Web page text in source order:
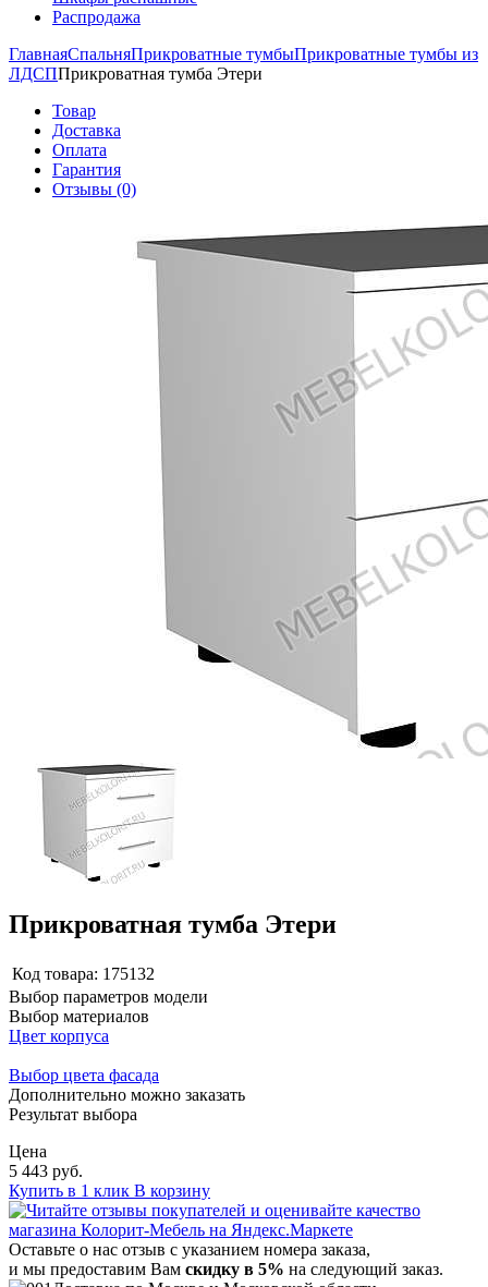
Распродажа
ГлавнаяСпальняПрикроватные тумбыПрикроватные тумбы из
ЛДСППрикроватная тумба Этери
Товар
Доставка
Оплата
Гарантия
Отзывы (0)
Прикроватная тумба Этери
Код товара: 175132
Выбор параметров модели
Выбор материалов
Цвет корпуса
Выбор цвета фасада
Дополнительно можно заказать
Результат выбора
Цена
5 443 руб.
Купить в 1 клик В корзину
Оставьте о нас отзыв с указанием номера заказа,
и мы предоставим Вам скидку в 5% на следующий заказ.